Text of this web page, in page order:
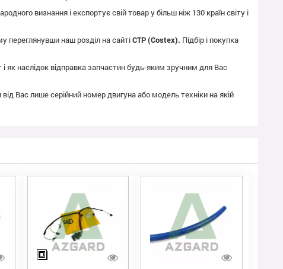
визнання і експортує свій товар у більш ніж 130 країн світу і
переглянувши наш розділ на сайтіCTP (Costex). Підбір і покупка
як наслідок відправка запчастин будь-яким зручним для Вас
Вас лише серійний номер двигуна або модель техніки на якій